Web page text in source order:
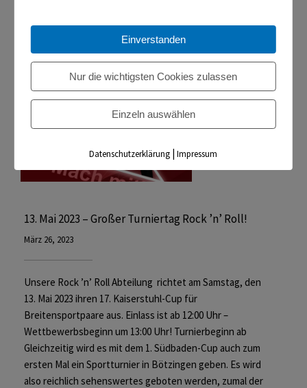
13. Mai 2023 – Großer Turniertag Rock ’n’ Roll!
März 26, 2023
Unsere Rock ’n’ Roll Abteilung richtet am Samstag, den
13. Mai 2023 ihren 17. Kaiserstuhl-Cup für
Breitensportpaare aus. Einlass ist ab 12:00 Uhr –
Wettbewerbsbeginn um 13:00 Uhr! Turnierbeginn ab
Gleichzeitig wird es mit dem 1. Südbaden-Cup auch zum
ersten Mal ein Sportturnier in Bötzingen geben. Es wird
also reichlich sehenswertes geboten werden, zumal der
Einverstanden
Nur die wichtigsten Cookies zulassen
Einzeln auswählen
Datenschutzerklärung |Impressum